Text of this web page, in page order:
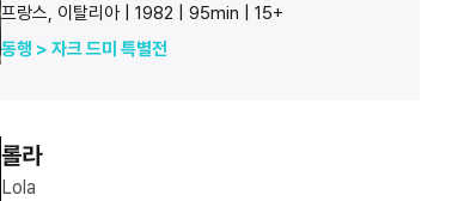
프랑스, 이탈리아 | 1982 | 95min | 15+
동행 > 자크 드미 특별전
롤라
Lola